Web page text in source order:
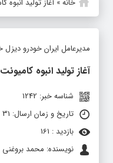
خانه»آغاز تولید انبوه
مدیرعامل ایران خودرو دیزل
آغاز تولید انبوه
شناسه خبر: 1242
تاریخ و زمان ارسال: 31 مرداد 1401 ساعت 03:54
بازدید : 161
نویسنده: محمد بروغنی